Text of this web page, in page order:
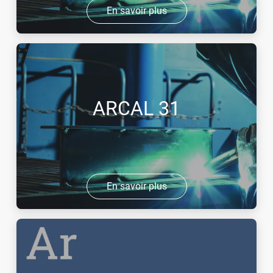
En savoir plus
ARCAL 31
En savoir plus